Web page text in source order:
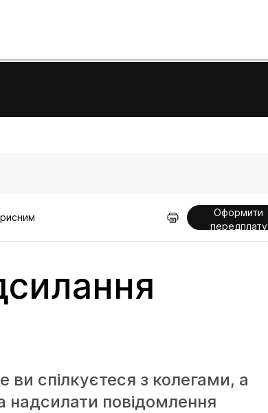
Оформити
передплату
ви спілкуєтеся з колегами, а
надсилати повідомлення